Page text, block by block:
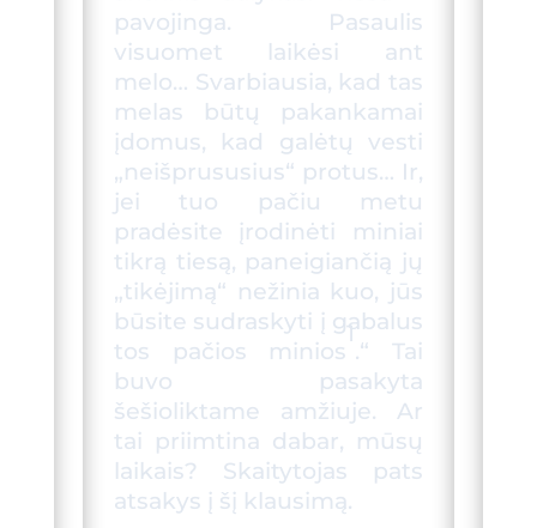
pavojinga. Pasaulis
visuomet laikėsi ant
melo… Svarbiausia, kad tas
melas būtų pakankamai
įdomus, kad galėtų vesti
„neišprususius“ protus… Ir,
jei tuo pačiu metu
pradėsite įrodinėti miniai
tikrą tiesą, paneigiančią jų
„tikėjimą“ nežinia kuo, jūs
būsite sudraskyti į gabalus
tos pačios minios
1
.“ Tai
buvo pasakyta
šešioliktame amžiuje. Ar
tai priimtina dabar, mūsų
laikais? Skaitytojas pats
atsakys į šį klausimą.